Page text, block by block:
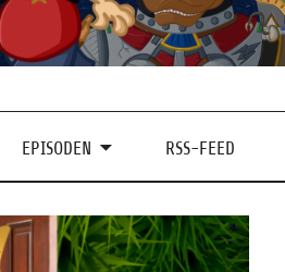
EPISODEN RSS-FEED